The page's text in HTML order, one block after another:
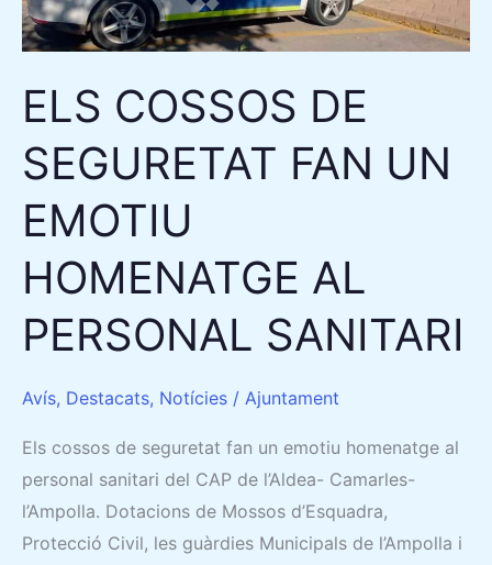
ELS COSSOS DE
SEGURETAT FAN UN
EMOTIU
HOMENATGE AL
PERSONAL SANITARI
Avís, Destacats, Notícies / Ajuntament
Els cossos de seguretat fan un emotiu homenatge al
personal sanitari del CAP de l’Aldea- Camarles-
l’Ampolla. Dotacions de Mossos d’Esquadra,
Protecció Civil, les guàrdies Municipals de l’Ampolla i
EMOTIU
AL
PERSONAL
SANITARI